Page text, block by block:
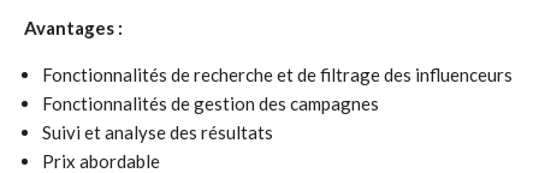
Avantages :
Fonctionnalités de recherche et de filtrage des influenceurs
Fonctionnalités de gestion des campagnes
Suivi et analyse des résultats
Prix abordable